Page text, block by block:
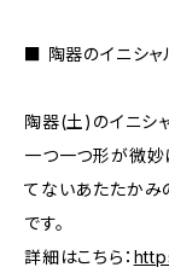
■ 陶器のイニシャ
陶器(土)のイニシ
一つ一つ形が微妙
てないあたたかみ
です。
詳細はこちら：